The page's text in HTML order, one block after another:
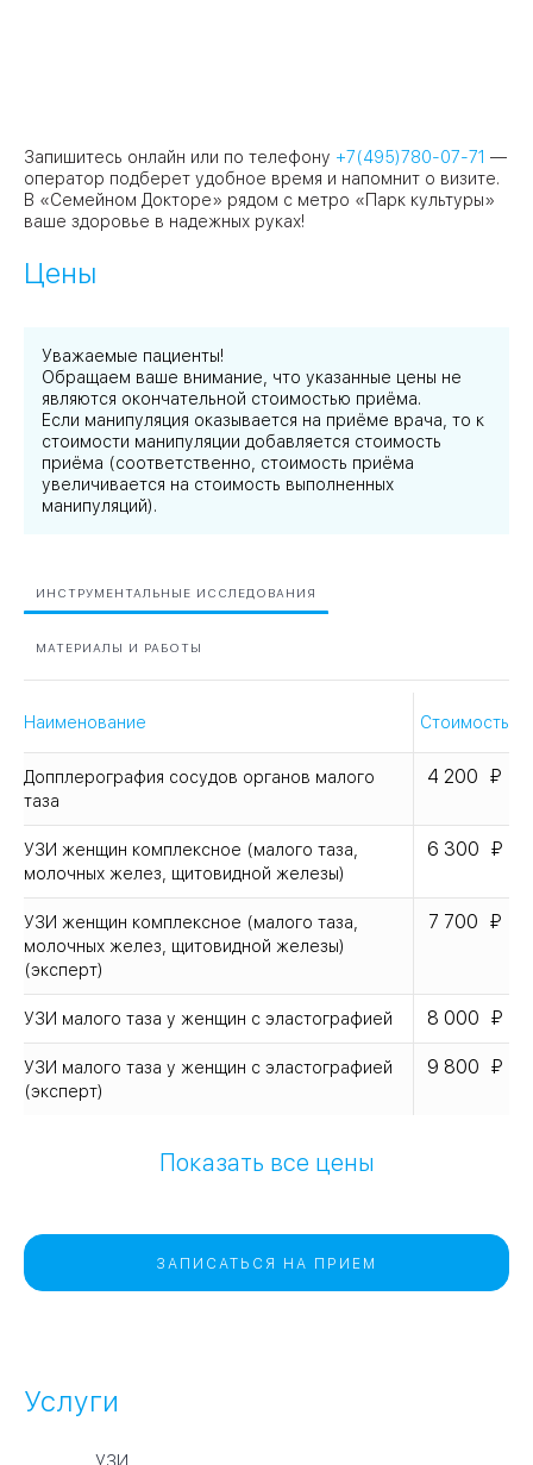
Запишитесь онлайн или по телефону +7(495)780-07-71 —
оператор подберет удобное время и напомнит о визите.
В «Семейном Докторе» рядом с метро «Парк культуры»
ваше здоровье в надежных руках!
Цены
Уважаемые пациенты!
Обращаем ваше внимание, что указанные цены не
являются окончательной стоимостью приёма.
Если манипуляция оказывается на приёме врача, то к
стоимости манипуляции добавляется стоимость
приёма (соответственно, стоимость приёма
увеличивается на стоимость выполненных
манипуляций).
ИНСТРУМЕНТАЛЬНЫЕ ИССЛЕДОВАНИЯ
МАТЕРИАЛЫ И РАБОТЫ
Наименование Стоимость
Допплерография сосудов органов малого
таза
4 200
УЗИ женщин комплексное (малого таза,
молочных желез, щитовидной железы)
6 300
УЗИ женщин комплексное (малого таза,
молочных желез, щитовидной железы)
(эксперт)
7 700
УЗИ малого таза у женщин с эластографией 8 000
УЗИ малого таза у женщин с эластографией
(эксперт)
9 800
Показать все цены
ЗАПИСАТЬСЯ НА ПРИЕМ
Услуги